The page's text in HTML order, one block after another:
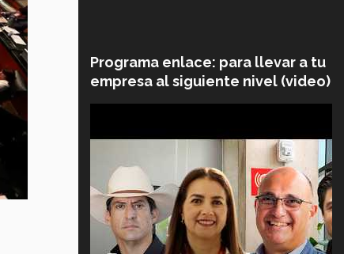
Programa enlace: para llevar a tu
empresa al siguiente nivel (video)